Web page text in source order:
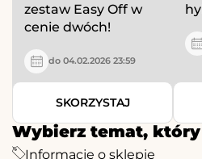
Wybierz temat,
Informacje o sklepie
zestaw Easy Off w
cenie dwóch!
do 04.02.2026 23:59
SKORZYSTAJ